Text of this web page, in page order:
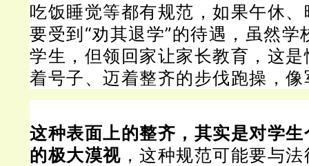
吃饭睡觉等都有规范，如果午休
要受到“劝其退学”的待遇，虽然学
学生，但领回家让家长教育，这
着号子、迈着整齐的步伐跑操，
这种表面上的整齐，其实是对学
的极大漠视 ，这种规范可能要与